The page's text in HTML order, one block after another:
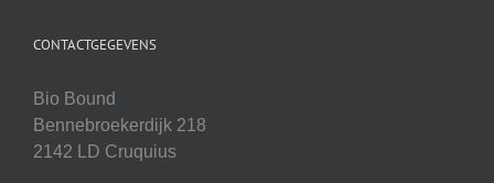
CONTACTGEGEVENS
Bio Bound
Bennebroekerdijk 218
2142 LD Cruquius